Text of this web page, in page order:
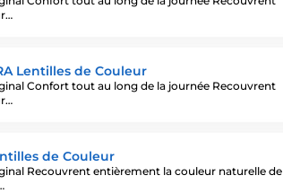
Lentilles de Couleur
Confort tout au long de la journée Recouvrent
de Couleur
Recouvrent entièrement la couleur naturelle de